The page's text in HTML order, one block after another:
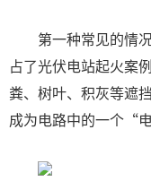
第一种常见的情
占了光伏电站起火案
粪、树叶、积灰等遮
成为电路中的一个“